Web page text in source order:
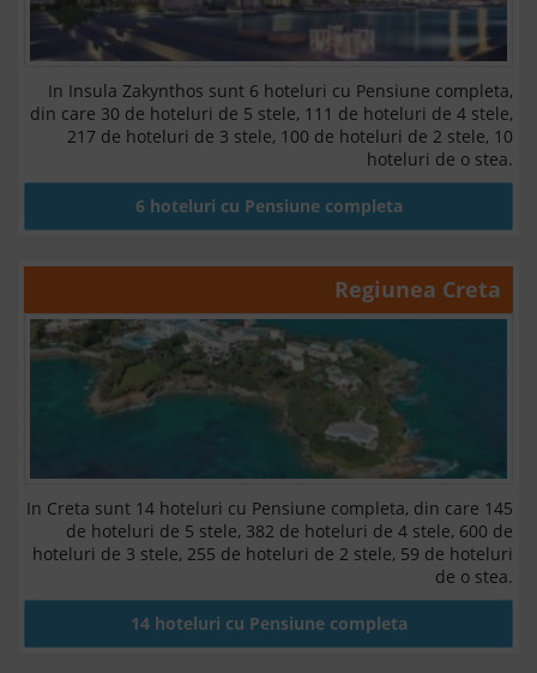
In Insula Zakynthos sunt 6 hoteluri cu Pensiune completa,
din care 30 de hoteluri de 5 stele, 111 de hoteluri de 4 stele,
217 de hoteluri de 3 stele, 100 de hoteluri de 2 stele, 10
hoteluri de o stea.
6 hoteluri cu Pensiune completa
Regiunea Creta
In Creta sunt 14 hoteluri cu Pensiune completa, din care 145
de hoteluri de 5 stele, 382 de hoteluri de 4 stele, 600 de
hoteluri de 3 stele, 255 de hoteluri de 2 stele, 59 de hoteluri
de o stea.
14 hoteluri cu Pensiune completa